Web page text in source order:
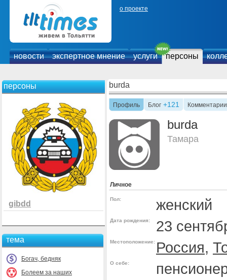
о проекте
новости экспертное мнение услуги персоны
персоны
gibdd
тема
Богач, бедняк
Болеем за наших
burda
Профиль Блог +121 Комментарии
burda
Тамара
Личное
Пол: женский
Дата рождения: 23
Местоположение: Россия,
О себе: